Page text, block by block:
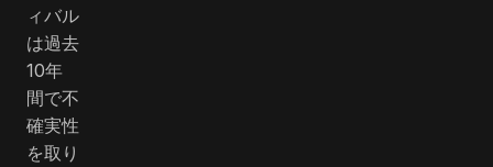
ィバル
は過去
10年
間で不
確実性
を取り